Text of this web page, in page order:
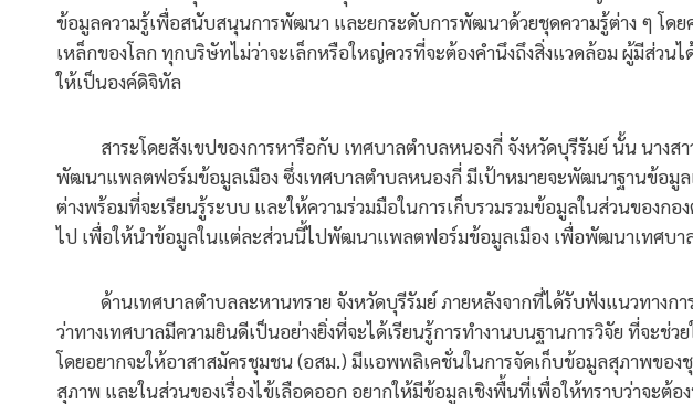
ข้อมูลความรู้เพื่อสนับสนุนการพัฒนา และยกระดับการพัฒนาด้วยชุดความรู้ต่าง ๆ โดย
เหล็กของโลก ทุกบริษัทไม่ว่าจะเล็กหรือใหญ่ควรที่จะต้องคำนึงถึงสิ่งแวดล้อม ผู้มีส่วน
ให้เป็นองค์ดิจิทัล
สาระโดยสังเขปของการหารือกับ เทศบาลตำบลหนองกี่ จังหวัดบุรีรัมย์ นั้น นาง
พัฒนาแพลตฟอร์มข้อมูลเมือง ซึ่งเทศบาลตำบลหนองกี่ มีเป้าหมายจะพัฒนาฐานข้อมู
ต่างพร้อมที่จะเรียนรู้ระบบ และให้ความร่วมมือในการเก็บรวมรวมข้อมูลในส่วนของ
ไป เพื่อให้นำข้อมูลในแต่ละส่วนนี้ไปพัฒนาแพลตฟอร์มข้อมูลเมือง เพื่อพัฒนาเทศบา
ด้านเทศบาลตำบลละหานทราย จังหวัดบุรีรัมย์ ภายหลังจากที่ได้รับฟังแนวทางกา
ว่าทางเทศบาลมีความยินดีเป็นอย่างยิ่งที่จะได้เรียนรู้การทำงานบนฐานการวิจัย ที่จ
โดยอยากจะให้อาสาสมัครชุมชน (อสม.) มีแอพพลิเคชั่นในการจัดเก็บข้อมูลสุภาพของ
สุภาพ และในส่วนของเรื่องไข้เลือดออก อยากให้มีข้อมูลเชิงพื้นที่เพื่อให้ทราบว่าจะ